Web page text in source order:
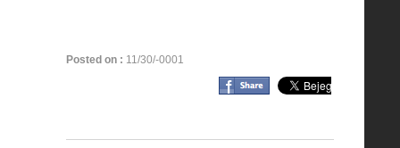
Posted on : 11/30/-0001